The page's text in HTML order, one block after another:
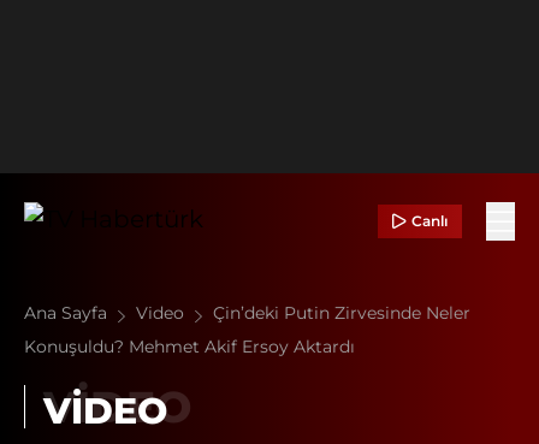
Canlı
Ana Sayfa Video
Çin’deki Putin Zirvesinde Neler
Konuşuldu? Mehmet Akif Ersoy Aktardı
VİDEO